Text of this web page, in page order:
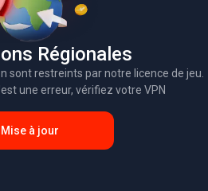
Régionales
sont restreints par notre licence de jeu.
une erreur, vérifiez votre VPN
Mise à jour